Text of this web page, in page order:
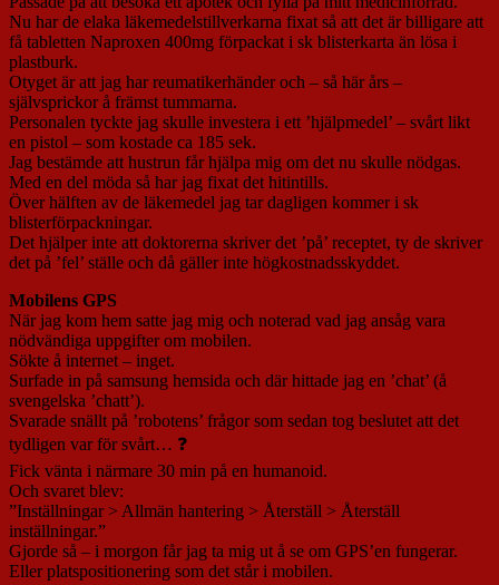
Nu har de elaka läkemedelstillverkarna fixat så att det är billigare att
få tabletten Naproxen 400mg förpackat i sk blisterkarta än lösa i
plastburk.
Otyget är att jag har reumatikerhänder och – så här års –
självsprickor å främst tummarna.
Personalen tyckte jag skulle investera i ett ’hjälpmedel’ – svårt likt
en pistol – som kostade ca 185 sek.
Jag bestämde att hustrun får hjälpa mig om det nu skulle nödgas.
Med en del möda så har jag fixat det hitintills.
Över hälften av de läkemedel jag tar dagligen kommer i sk
blisterförpackningar.
Det hjälper inte att doktorerna skriver det ’på’ receptet, ty de skriver
det på ’fel’ ställe och då gäller inte högkostnadsskyddet.
Mobilens GPS
När jag kom hem satte jag mig och noterad vad jag ansåg vara
nödvändiga uppgifter om mobilen.
Sökte å internet – inget.
Surfade in på samsung hemsida och där hittade jag en ’chat’ (å
svengelska ’chatt’).
Svarade snällt på ’robotens’ frågor som sedan tog beslutet att det
tydligen var för svårt… ❓
Fick vänta i närmare 30 min på en humanoid.
Och svaret blev:
”Inställningar > Allmän hantering > Återställ > Återställ
inställningar.”
Gjorde så – i morgon får jag ta mig ut å se om GPS’en fungerar.
Eller platspositionering som det står i mobilen.